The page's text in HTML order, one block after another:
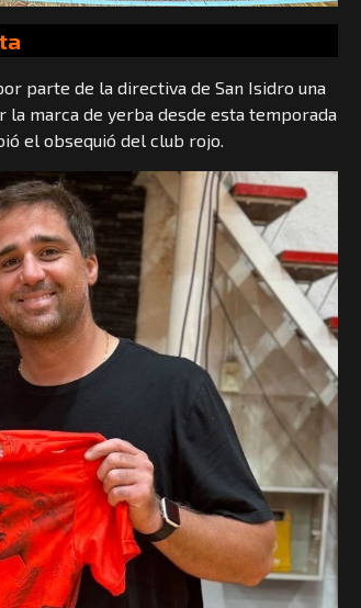
parte de la directiva de San Isidro una
la marca de yerba desde esta temporada
el obsequió del club rojo.